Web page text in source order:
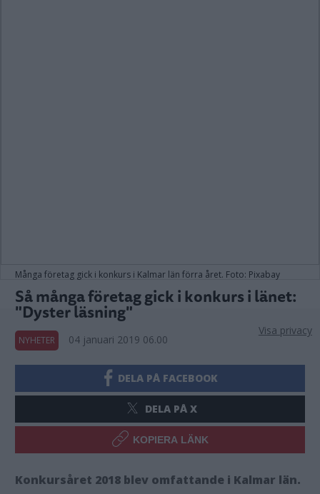
Många företag gick i konkurs i Kalmar län förra året. Foto: Pixabay
Så många företag gick i konkurs i länet:
"Dyster läsning"
NYHETER 04 januari 2019 06.00
DELA PÅ FACEBOOK
DELA PÅ X
KOPIERA LÄNK
Konkursåret 2018 blev omfattande i Kalmar län.
Visa privacy